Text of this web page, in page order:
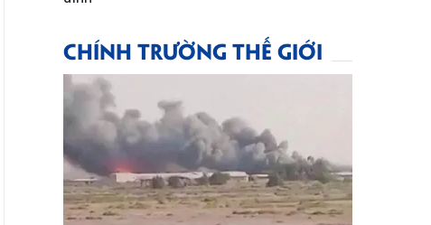
CHÍNH TRƯỜNG THẾ GIỚI